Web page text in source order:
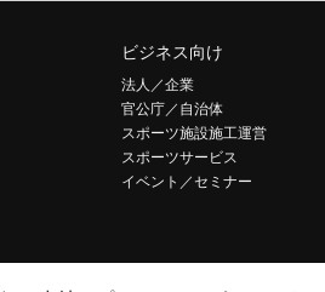
ビジネス向け
法人／企業
官公庁／自治体
スポーツ施設施工運営
スポーツサービス
イベント／セミナー